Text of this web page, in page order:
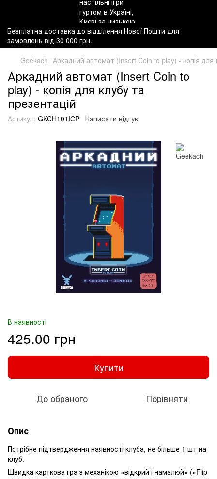
Безплатна доставка до відділення Нової Пошти для
замовлень від 30 000 грн.
Geekach Аркадний автомат (Insert Coin to play) - копія для
Аркадний автомат (Insert Coin to
play) - копія для клубу та
презентацій
Артикул: GKCH101ICP Написати відгук
В наявності
425.00 грн
Купити
До обраного Порівняти
Опис
Потрібне підтвердження наявності клуба, не більше 1 шт на
клуб.
Швидка карткова гра з механікою «відкрий і намалюй» («Flip